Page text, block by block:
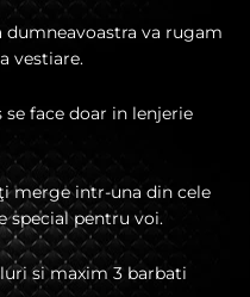
va rugam
vestiare.
face doar in lenjerie
merge intr-una din cele
special pentru voi.
si maxim 3 barbati